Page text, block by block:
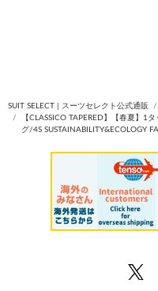
SUIT SELECT | スーツセレクト公式通販
【CLASSICO TAPERED】【春夏】
グ/4S SUSTAINABILITY&ECOLOGY